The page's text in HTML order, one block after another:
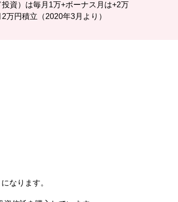
資）は毎月1万+ボーナス月は+2万
万円積立（2020年3月より）
なります。